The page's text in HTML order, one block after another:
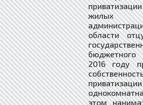
жилых
области
2016 году
этом